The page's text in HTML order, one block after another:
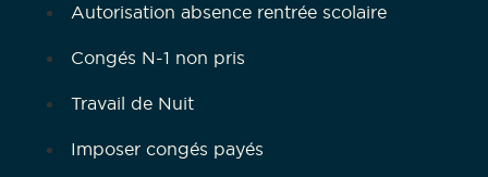
Autorisation absence rentrée scolaire
Congés N-1 non pris
Travail de Nuit
Imposer congés payés